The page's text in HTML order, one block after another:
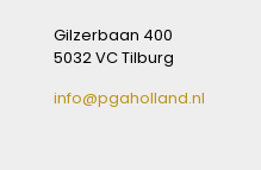
Gilzerbaan 400
5032 VC Tilburg
info@pgaholland.nl